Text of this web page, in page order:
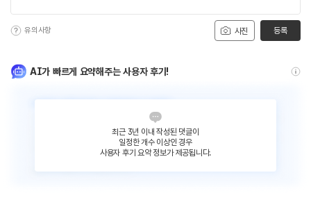
사진
유의사항 등록
AI가 빠르게 요약해주는 사용자 후기!
최근 3년 이내 작성된 댓글이
일정한 개수 이상인 경우
사용자 후기 요약 정보가 제공됩니다.